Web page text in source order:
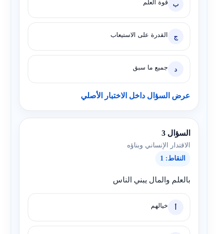
ب قوة العلم
ج القدرة على الاستيعاب
د جميع ما سبق
عرض السؤال داخل الاختبار الأصلي
السؤال 3
الاقتدار الإنساني وبناؤه
النقاط: 1
بالعلم والمال يبني الناس
أ خيالهم